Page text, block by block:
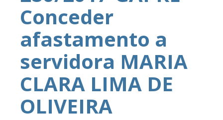
Conceder
afastamento a
servidora MARIA
CLARA LIMA DE
OLIVEIRA